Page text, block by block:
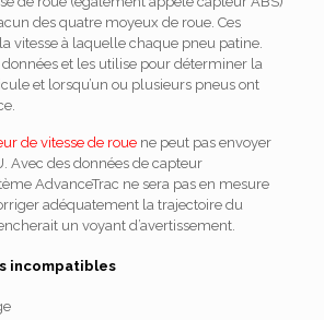
des quatre moyeux de roue. Ces
vitesse à laquelle chaque pneu patine.
données et les utilise pour déterminer la
et lorsqu’un ou plusieurs pneus ont
de vitesse de rouene peut pas envoyer
Avec des données de capteur
AdvanceTrac ne sera pas en mesure
adéquatement la trajectoire du
un voyant d’avertissement.
incompatibles